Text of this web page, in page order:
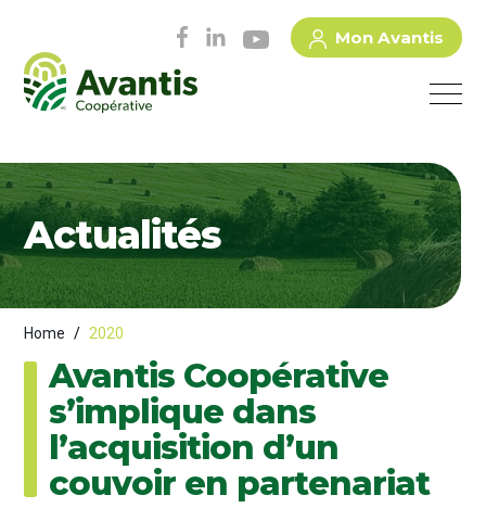
Mon Avantis
Actualités
Home / 2020
Avantis Coopérative
s’implique dans
l’acquisition d’un
couvoir en partenariat